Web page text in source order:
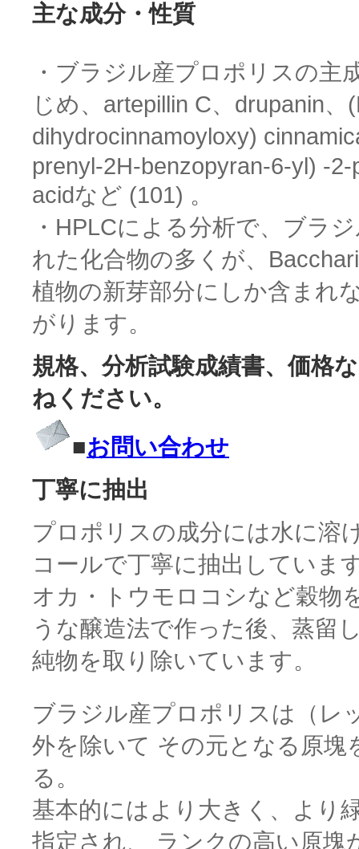
主な成分・性質
・ブラジル産プロポリスの主
じめ、artepillin C、drupanin
dihydrocinnamoyloxy)
prenyl-2H-benzopyran-6-yl) -2-
acidなど (101) 。
・HPLCによる分析で、ブラ
れた化合物の多くが、
植物の新芽部分にしか含まれ
がります。
規格、分析試験成績書、価格
ねください。
■お問い合わせ
丁寧に抽出
プロポリスの成分には水に溶
コールで丁寧に抽出していま
オカ・トウモロコシなど穀物
うな醸造法で作った後、蒸留
純物を取り除いています。
ブラジル産プロポリスは（レ
外を除いて その元となる原
る。
基本的にはより大きく、より
指定され、 ランクの高い原